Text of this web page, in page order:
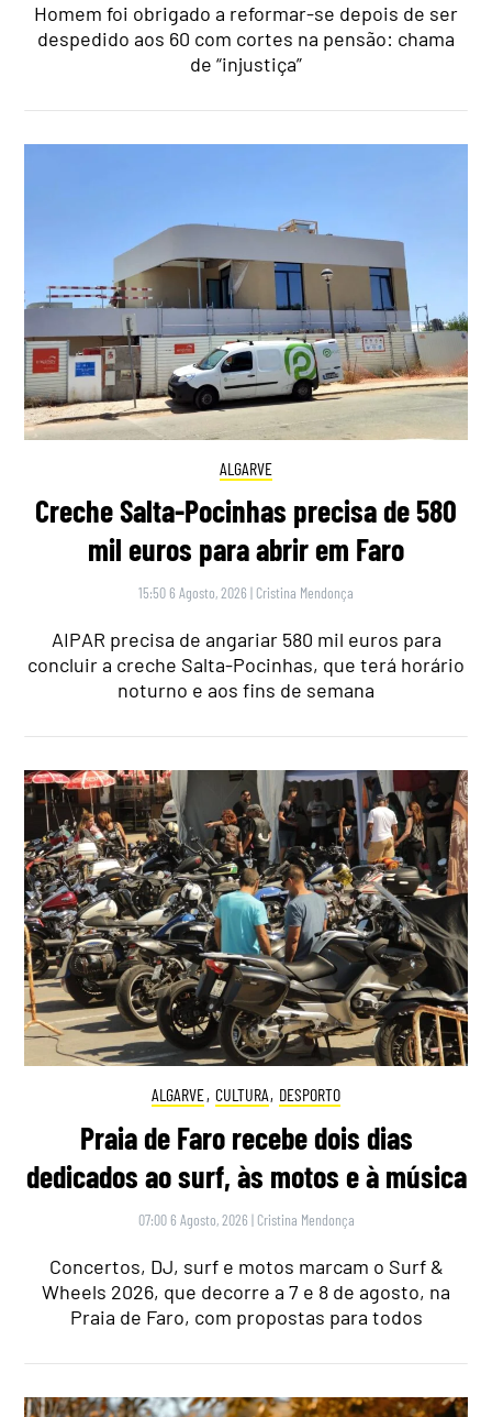
Homem foi obrigado a reformar-se depois de ser
despedido aos 60 com cortes na pensão: chama
de “injustiça”
ALGARVE
Creche Salta-Pocinhas precisa de 580
mil euros para abrir em Faro
15:50 6 Agosto, 2026 | Cristina Mendonça
AIPAR precisa de angariar 580 mil euros para
concluir a creche Salta-Pocinhas, que terá horário
noturno e aos fins de semana
ALGARVE, CULTURA, DESPORTO
Praia de Faro recebe dois dias
dedicados ao surf, às motos e à música
07:00 6 Agosto, 2026 | Cristina Mendonça
Concertos, DJ, surf e motos marcam o Surf &
Wheels 2026, que decorre a 7 e 8 de agosto, na
Praia de Faro, com propostas para todos